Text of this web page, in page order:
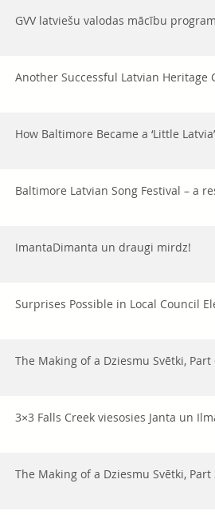
GVV latviešu valodas mācību
Another Successful Latvian Heritage
How Baltimore Became a ‘Little
Baltimore Latvian Song Festival – a
ImantaDimanta un draugi mirdz!
Surprises Possible in Local Council
The Making of a Dziesmu Svētki, Part
3×3 Falls Creek viesosies Janta un
The Making of a Dziesmu Svētki, Part